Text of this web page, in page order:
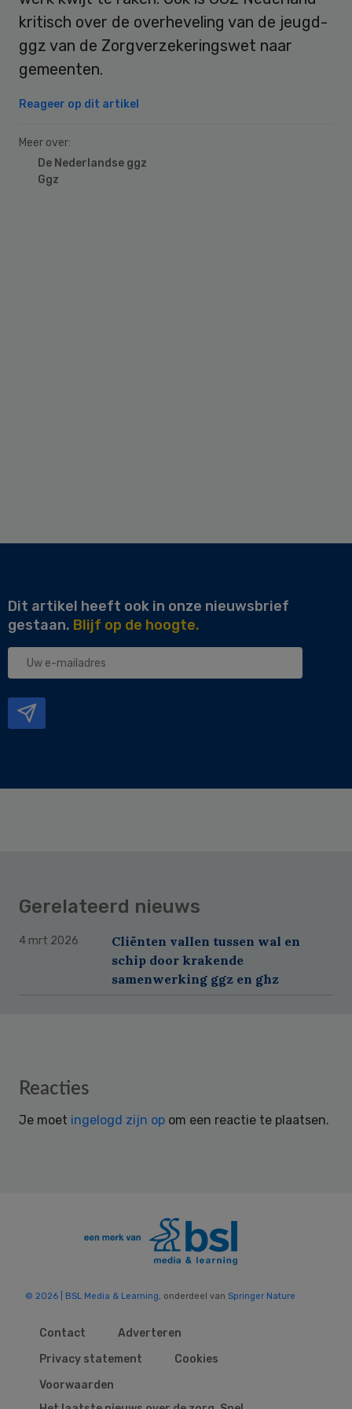
kritisch over de overheveling van de jeugd-
ggz van de Zorgverzekeringswet naar
gemeenten.
Reageer op dit artikel
Meer over:
De Nederlandse ggz
Ggz
Dit artikel heeft ook in onze nieuwsbrief
gestaan. Blijf op de hoogte.
Uw
Gerelateerd nieuws
4 mrt 2026
Cliënten vallen tussen wal en
schip door krakende
samenwerking ggz en ghz
Reader
Reacties
Je moet ingelogd zijn op om een reactie te plaatsen.
© 2026 | BSL Media & Learning , onderdeel van Springer Nature
Contact
Adverteren
Privacy statement
Cookies
Voorwaarden